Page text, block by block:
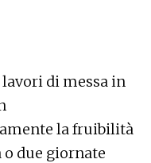
di messa in
la fruibilità
o due giornate